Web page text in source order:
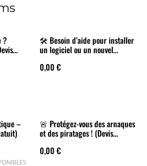
? 🛠 Besoin d’aide pour installer
un logiciel ou un nouvel
0,00 €
– 🚨 Protégez-vous des arnaques
et des piratages ! (Devis
0,00 €